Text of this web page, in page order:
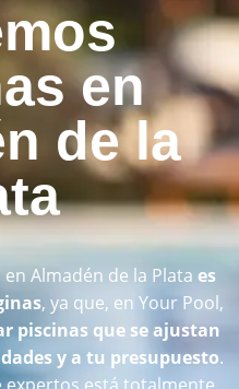
en
de la
Almadén de la Plata es
, ya que, en Your Pool,
piscinas que se ajustan
y a tu presupuesto.